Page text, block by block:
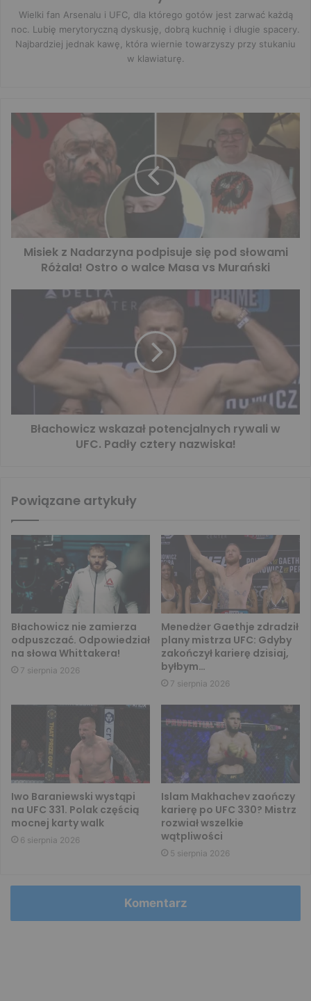
Wielki fan Arsenalu i UFC, dla którego gotów jest zarwać każdą
noc. Lubię merytoryczną dyskusję, dobrą kuchnię i długie spacery.
Najbardziej jednak kawę, która wiernie towarzyszy przy stukaniu
w klawiaturę.
Misiek z Nadarzyna podpisuje się pod słowami
Różala! Ostro o walce Masa vs Murański
Błachowicz wskazał potencjalnych rywali w
UFC. Padły cztery nazwiska!
Powiązane artykuły
Błachowicz nie zamierza
odpuszczać. Odpowiedział
na słowa Whittakera!
7 sierpnia 2026
Menedżer Gaethje zdradził
plany mistrza UFC: Gdyby
zakończył karierę dzisiaj,
byłbym…
7 sierpnia 2026
Iwo Baraniewski wystąpi
na UFC 331. Polak częścią
mocnej karty walk
6 sierpnia 2026
Islam Makhachev zaończy
karierę po UFC 330? Mistrz
rozwiał wszelkie
wątpliwości
5 sierpnia 2026
Komentarz